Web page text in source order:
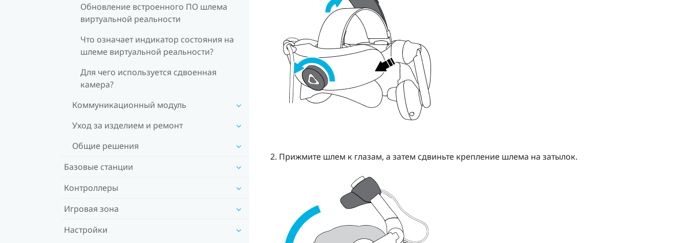
Обновление встроенного ПО шлема
виртуальной реальности
Что означает индикатор состояния на
шлеме виртуальной реальности?
Для чего используется сдвоенная
камера?
Коммуникационный модуль
Уход за изделием и ремонт
Общие решения
Базовые станции
Контроллеры
Игровая зона
Настройки
Прижмите шлем к глазам, а затем сдвиньте крепление шлема на затылок.